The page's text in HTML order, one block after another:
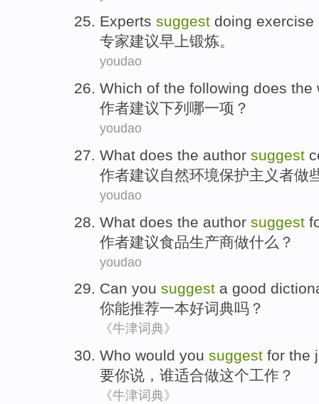
Experts suggest doing exercise
专家建议早上锻炼。
youdao
Which of the following does the
作者建议下列 哪一项？
youdao
What does the author suggest
作者建议 自然环境保护主义者做
youdao
What does the author suggest
作者建议食品生产商做什么？
youdao
Can you suggest a good
你能推荐一本好词典吗？
《牛津词典》
Who would you suggest for the
要你说 ， 谁适合做这个工作 ？
《牛津词典》